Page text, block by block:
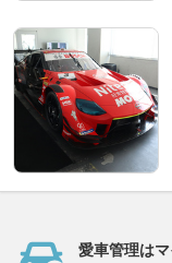
愛車管理は